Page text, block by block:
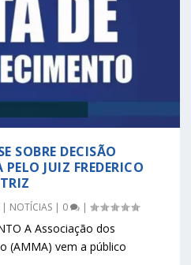
SOBRE DECISÃO
JUIZ FREDERICO
| NOTÍCIAS | 0 |
A Associação dos
(AMMA) vem a público